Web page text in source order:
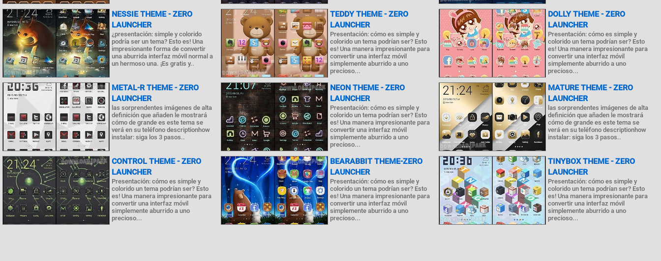
NESSIE THEME - ZERO
LAUNCHER
¿presentación: simple y colorido
podría ser un tema? Esto es! Una
impresionante forma de convertir
una aburrida interfaz móvil normal a
un hermoso una. ¡Es gratis y..
TEDDY THEME - ZERO
LAUNCHER
Presentación: cómo es simple y
colorido un tema podrían ser? Esto
es! Una manera impresionante para
convertir una interfaz móvil
simplemente aburrido a uno
precioso...
DOLLY THEME - ZERO
LAUNCHER
Presentación: cómo es simple y
colorido un tema podrían ser? Esto
es! Una manera impresionante para
convertir una interfaz móvil
simplemente aburrido a uno
precioso...
METAL-R THEME - ZERO
LAUNCHER
las sorprendentes imágenes de alta
definición que añaden le mostrará
cómo de grande es este tema se
verá en su teléfono descriptionhow
instalar: siga los 3 pasos..
NEON THEME - ZERO
LAUNCHER
Presentación: cómo es simple y
colorido un tema podrían ser? Esto
es! Una manera impresionante para
convertir una interfaz móvil
simplemente aburrido a uno
precioso...
MATURE THEME - ZERO
LAUNCHER
las sorprendentes imágenes de alta
definición que añaden le mostrará
cómo de grande es este tema se
verá en su teléfono descriptionhow
instalar: siga los 3 pasos..
CONTROL THEME - ZERO
LAUNCHER
Presentación: cómo es simple y
colorido un tema podrían ser? Esto
es! Una manera impresionante para
convertir una interfaz móvil
simplemente aburrido a uno
precioso...
BEARABBIT THEME-ZERO
LAUNCHER
Presentación: cómo es simple y
colorido un tema podrían ser? Esto
es! Una manera impresionante para
convertir una interfaz móvil
simplemente aburrido a uno
precioso...
TINYBOX THEME - ZERO
LAUNCHER
Presentación: cómo es simple y
colorido un tema podrían ser? Esto
es! Una manera impresionante para
convertir una interfaz móvil
simplemente aburrido a uno
precioso...